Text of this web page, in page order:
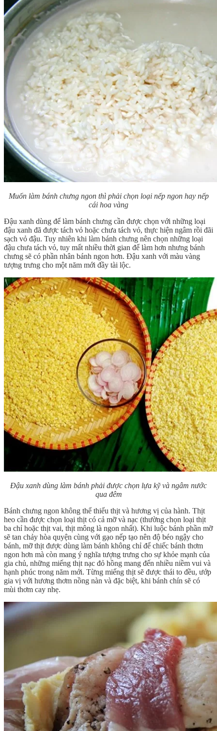
Muốn làm bánh chưng ngon thì phải chọn loại nếp ngon hay nếp
cái hoa vàng
Đậu xanh dùng để làm bánh chưng cần được chọn với những loại
đậu xanh đã được tách vỏ hoặc chưa tách vỏ, thực hiện ngâm rồi đãi
sạch vỏ đậu. Tuy nhiên khi làm bánh chưng nên chọn những loại
đậu chưa tách vỏ, tuy mất nhiều thời gian để làm hơn nhưng bánh
chưng sẽ có phần nhân bánh ngon hơn. Đậu xanh với màu vàng
tượng trưng cho một năm mới đầy tài lộc.
Đậu xanh dùng làm bánh phải được chọn lựa kỹ và ngâm nước
qua đêm
Bánh chưng ngon không thể thiếu thịt và hương vị của hành. Thịt
heo cần được chọn loại thịt có cả mỡ và nạc (thường chọn loại thịt
ba chỉ hoặc thịt vai, thịt mông là ngon nhất). Khi luộc bánh phần mỡ
sẽ tan chảy hòa quyện cùng với gạo nếp tạo nên độ béo ngậy cho
bánh, mỡ thịt được dùng làm bánh không chỉ để chiếc bánh thơm
ngon hơn mà còn mang ý nghĩa tượng trưng cho sự khỏe mạnh của
gia chủ, những miếng thịt nạc đỏ hồng mang đến nhiều niềm vui và
hạnh phúc trong năm mới. Từng miếng thịt sẽ được thái to đều, ướp
gia vị với hương thơm nồng nàn và đặc biệt, khi bánh chín sẽ có
mùi thơm cay nhẹ.